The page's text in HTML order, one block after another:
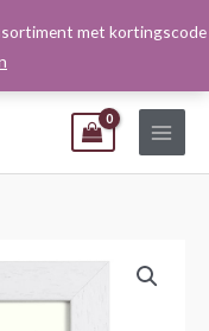
met kortingscode